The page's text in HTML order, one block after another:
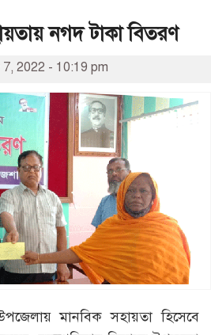
নগদ টাকা বিতরণ
2022 - 10:19 pm
মানবিক সহায়তা হিসেবে